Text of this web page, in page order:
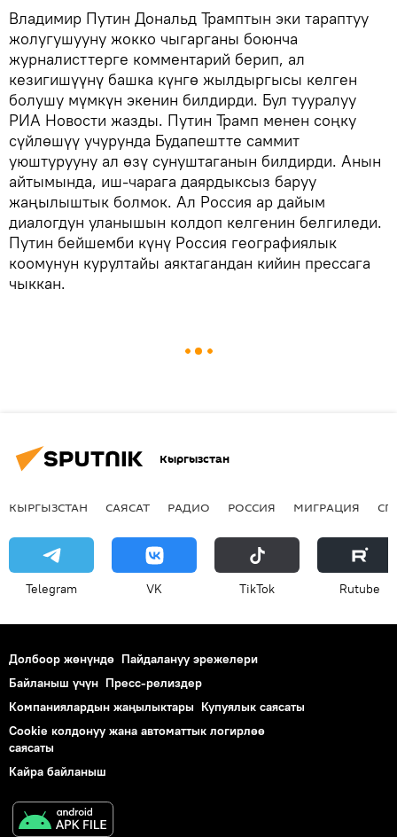
Владимир Путин Дональд Трамптын эки тараптуу
жолугушууну жокко чыгарганы боюнча
журналисттерге комментарий берип, ал
кезигишүүнү башка күнгө жылдыргысы келген
болушу мүмкүн экенин билдирди. Бул тууралуу
РИА Новости жазды. Путин Трамп менен соңку
сүйлөшүү учурунда Будапештте саммит
уюштурууну ал өзү сунуштаганын билдирди. Анын
айтымында, иш-чарага даярдыксыз баруу
жаңылыштык болмок. Ал Россия ар дайым
диалогдун уланышын колдоп келгенин белгиледи.
Путин бейшемби күнү Россия географиялык
коомунун курултайы аяктагандан кийин прессага
чыккан.
Кыргызстан
КЫРГЫЗСТАН САЯСАТ РАДИО РОССИЯ МИГРАЦИЯ
Telegram VK ТikТоk Rutube
Долбоор жөнүндө Пайдалануу эрежелери
Байланыш үчүн Пресс-релиздер
Компаниялардын жаңылыктары Купуялык саясаты
Cookie колдонуу жана автоматтык логирлөө
саясаты
Кайра байланыш